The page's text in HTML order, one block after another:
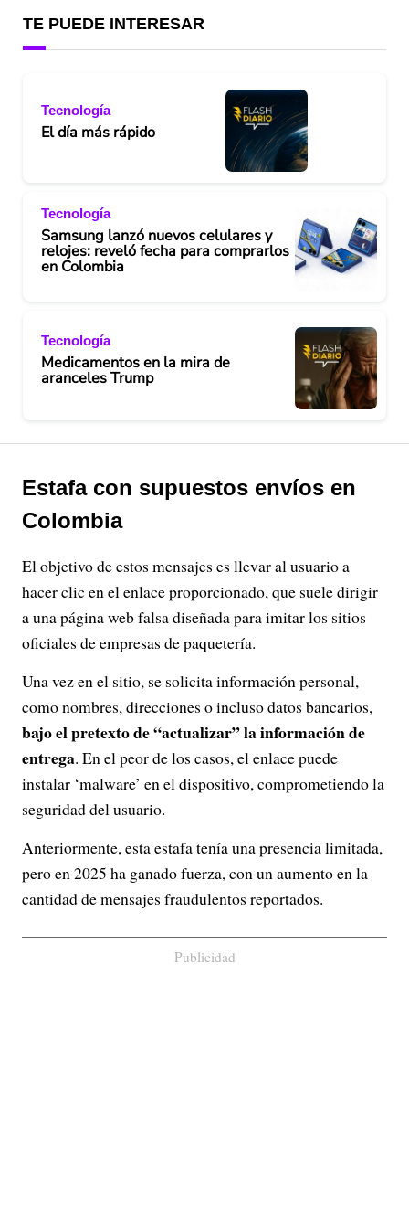
TE PUEDE INTERESAR
Tecnología
El día más rápido
Tecnología
Samsung lanzó nuevos celulares y
relojes: reveló fecha para comprarlos
en Colombia
Tecnología
Medicamentos en la mira de
aranceles Trump
Estafa con supuestos envíos en
Colombia
El objetivo de estos mensajes es llevar al usuario a
hacer clic en el enlace proporcionado, que suele dirigir
a una página web falsa diseñada para imitar los sitios
oficiales de empresas de paquetería.
Una vez en el sitio, se solicita información personal,
como nombres, direcciones o incluso datos bancarios,
bajo el pretexto de “actualizar” la información de
entrega. En el peor de los casos, el enlace puede
instalar ‘malware’ en el dispositivo, comprometiendo la
seguridad del usuario.
Anteriormente, esta estafa tenía una presencia limitada,
pero en 2025 ha ganado fuerza, con un aumento en la
cantidad de mensajes fraudulentos reportados.
Publicidad